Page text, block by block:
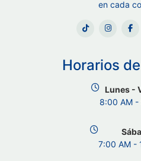
en cada
Horarios
Lunes -
8:00 AM -
7:00 AM -